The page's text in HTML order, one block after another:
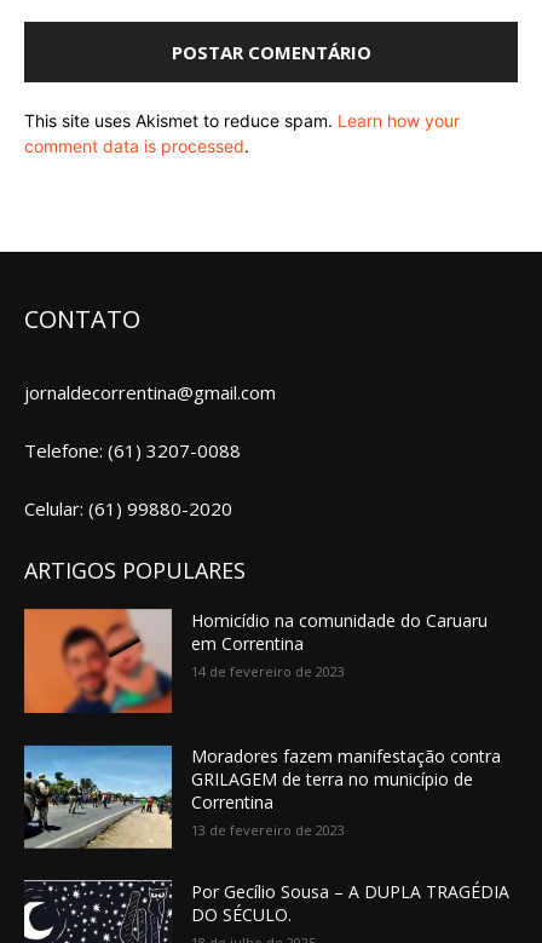
This site uses Akismet to reduce spam. Learn how your
comment data is processed.
CONTATO
jornaldecorrentina@gmail.com
Telefone: (61) 3207-0088
Celular: (61) 99880-2020
ARTIGOS POPULARES
Homicídio na comunidade do Caruaru
em Correntina
14 de fevereiro de 2023
Moradores fazem manifestação contra
GRILAGEM de terra no município de
Correntina
13 de fevereiro de 2023
Por Gecílio Sousa – A DUPLA TRAGÉDIA
DO SÉCULO.